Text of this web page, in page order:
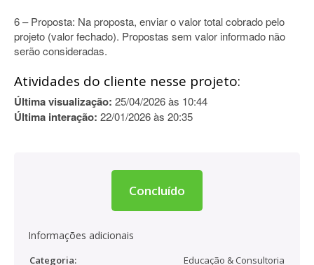
6 – Proposta: Na proposta, enviar o valor total cobrado pelo
projeto (valor fechado). Propostas sem valor informado não
serão consideradas.
Atividades do cliente nesse projeto:
Última visualização: 25/04/2026 às 10:44
Última interação: 22/01/2026 às 20:35
Concluído
Informações adicionais
Categoria:
Educação & Consultoria